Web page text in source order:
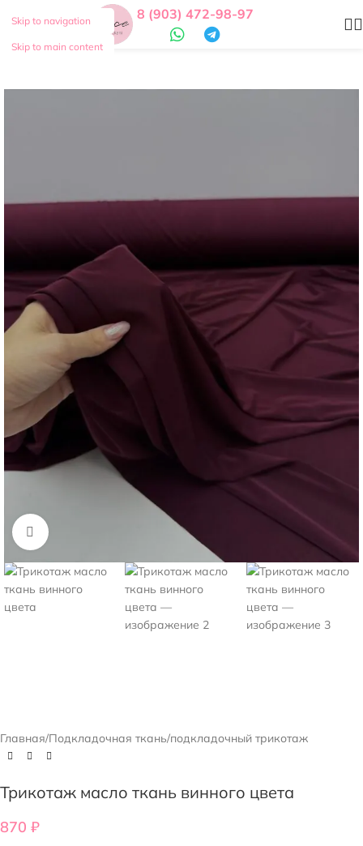
Skip to navigation
Skip to main content
8 (903) 472-98-97
Нажмите, чтобы увеличить
Главная/Подкладочная ткань/подкладочный трикотаж
Трикотаж масло ткань винного цвета
870 ₽